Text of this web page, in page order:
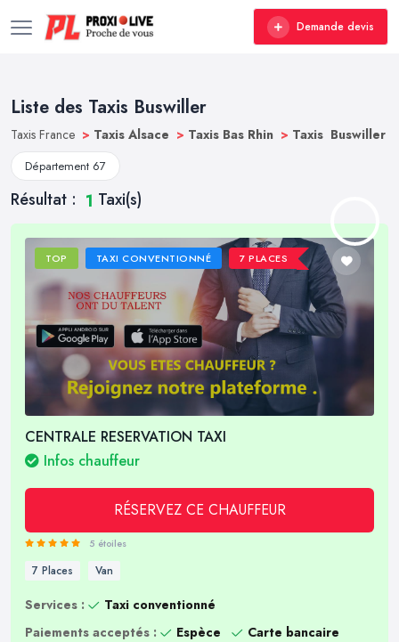
Demande devis
Liste des Taxis Buswiller
Taxis France > Taxis Alsace > Taxis Bas Rhin > Taxis Buswiller
Département 67
Résultat : 1 Taxi(s)
TOP TAXI CONVENTIONNÉ 7 PLACES
CENTRALE RESERVATION TAXI
Infos chauffeur
RÉSERVEZ CE CHAUFFEUR
5 étoiles
7 Places Van
Services :
Taxi conventionné
Paiements acceptés :
Espèce
Carte bancaire